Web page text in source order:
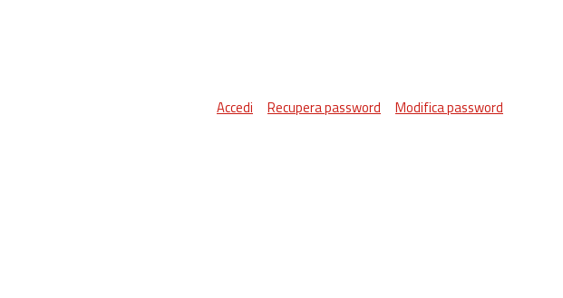
Accedi Recupera password Modifica password